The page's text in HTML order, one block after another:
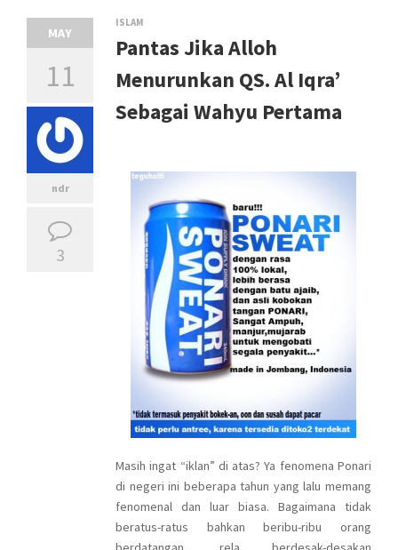
MAY
11
ndr
3
ISLAM
Pantas Jika Alloh
Menurunkan QS. Al Iqra’
Sebagai Wahyu Pertama
Masih ingat “iklan” di atas? Ya fenomena Ponari
di negeri ini beberapa tahun yang lalu memang
fenomenal dan luar biasa. Bagaimana tidak
beratus-ratus bahkan beribu-ribu orang